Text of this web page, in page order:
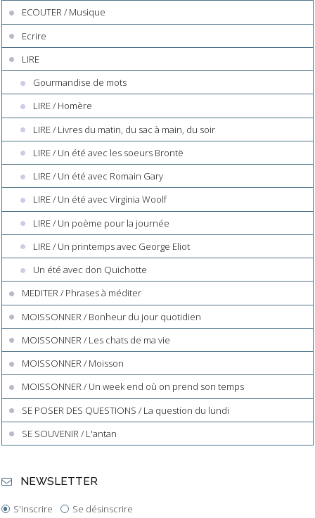
ECOUTER / Musique
Ecrire
LIRE
Gourmandise de mots
LIRE / Homère
LIRE / Livres du matin, du sac à main, du soir
LIRE / Un été avec les soeurs Brontë
LIRE / Un été avec Romain Gary
LIRE / Un été avec Virginia Woolf
LIRE / Un poème pour la journée
LIRE / Un printemps avec George Eliot
Un été avec don Quichotte
MEDITER / Phrases à méditer
MOISSONNER / Bonheur du jour quotidien
MOISSONNER / Les chats de ma vie
MOISSONNER / Moisson
MOISSONNER / Un week end où on prend son temps
SE POSER DES QUESTIONS / La question du lundi
SE SOUVENIR / L'antan
NEWSLETTER
S'inscrire Se désinscrire